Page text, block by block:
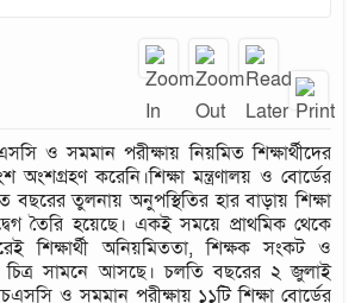
ও সমমান পরীক্ষায় নিয়মিত শিক্ষার্থীদের
অংশগ্রহণ করেনি।শিক্ষা মন্ত্রণালয় ও বোর্ডের
বছরের তুলনায় অনুপস্থিতির হার বাড়ায় শিক্ষা
তৈরি হয়েছে। একই সময়ে প্রাথমিক থেকে
শিক্ষার্থী অনিয়মিততা, শিক্ষক সংকট ও
চিত্র সামনে আসছে। চলতি বছরের ২ জুলাই
ও সমমান পরীক্ষায় ১১টি শিক্ষা বোর্ডের